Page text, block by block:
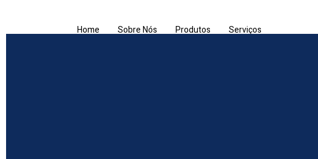
Home Sobre Nós Produtos Serviços